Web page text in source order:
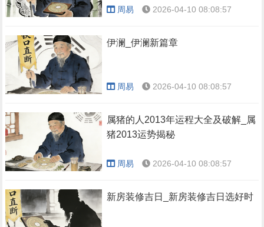
周易 2026-04-10 08:08:57
伊澜_伊澜新篇章
周易 2026-04-10 08:08:57
属猪的人2013年运程大全及破解_属
猪2013运势揭秘
周易 2026-04-10 08:08:57
新房装修吉日_新房装修吉日选好时